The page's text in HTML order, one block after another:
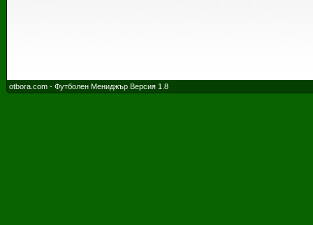
otbora.com - Футболен Мениджър Версия 1.8